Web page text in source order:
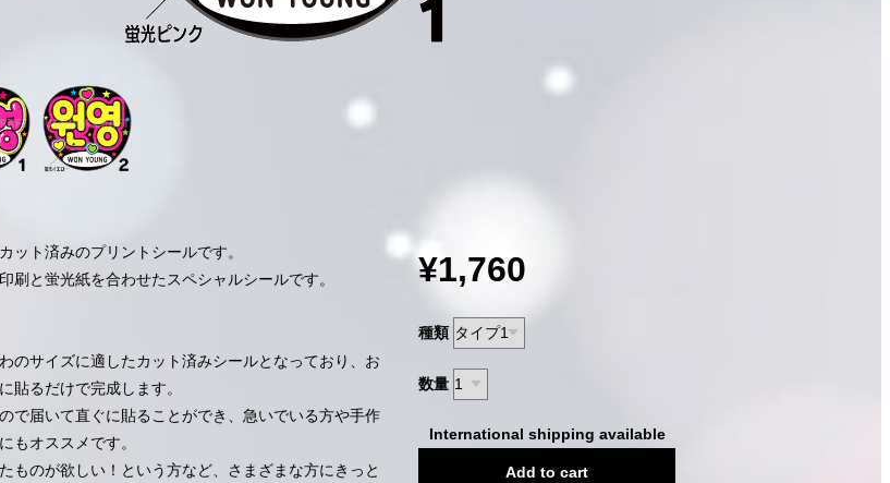
ット済みのプリントシールです。
刷と蛍光紙を合わせたスペシャルシールです。
のサイズに適したカット済みシールとなっており、お
貼るだけで完成します。
で届いて直ぐに貼ることができ、急いでいる方や手作
もオススメです。
ものが欲しい！という方など、さまざまな方にきっと
¥1,760
種類
数量
International shipping available
Add to cart